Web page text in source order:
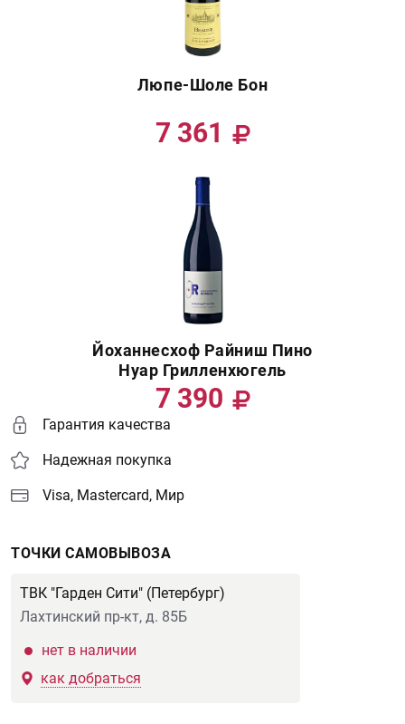
Люпе-Шоле Бон
7 361
Йоханнесхоф Райниш Пино
Нуар Грилленхюгель
7 390
Гарантия качества
Надежная покупка
Visa, Mastercard, Мир
ТОЧКИ САМОВЫВОЗА
ТВК "Гарден Сити" (Петербург)
Лахтинский пр-кт, д. 85Б
нет в наличии
как добраться